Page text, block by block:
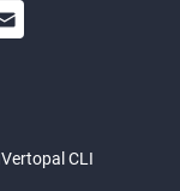
Vertopal CLI